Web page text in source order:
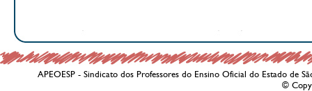
APEOESP - Sindicato dos Professores do Ensino Oficial do Estado de
©